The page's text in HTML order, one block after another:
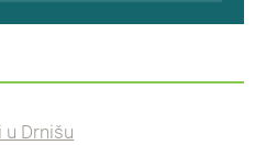
Drnišu